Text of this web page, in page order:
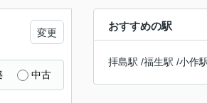
おすすめの駅
拝島駅 /福生駅 /小作
変更
中古